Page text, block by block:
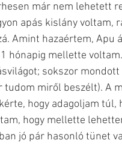
már nem lehetett
apás kislány
Amint hazaértem,
1 hónapig mellette
sokszor
tudom miről beszélt). A
hogy adagoljam
hogy mellette
jó pár hasonló tünet